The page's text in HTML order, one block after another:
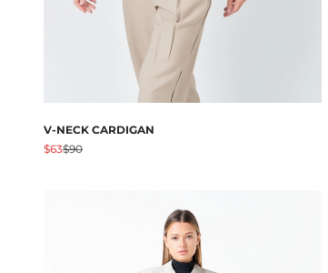
V-NECK CARDIGAN
Angebot
$63Regulärer Preis
$90